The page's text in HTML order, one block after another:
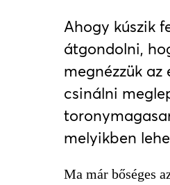
Ahogy kúszik
átgondolni,
megnézzük
csinálni
melyikben
Ma már bőséges